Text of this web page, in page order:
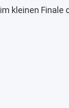
im kleinen Finale